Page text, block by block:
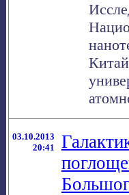
03.10.2013
20:41